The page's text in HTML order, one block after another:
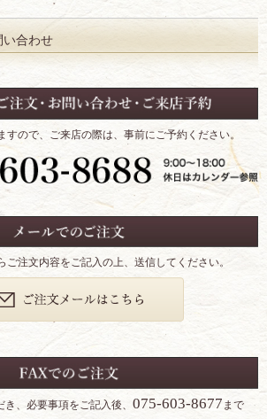
い合わせ
すので、ご来店の際は、事前にご予約ください。
ご注文内容をご記入の上、送信してください。
、必要事項をご記入後、 075-603-8677 まで